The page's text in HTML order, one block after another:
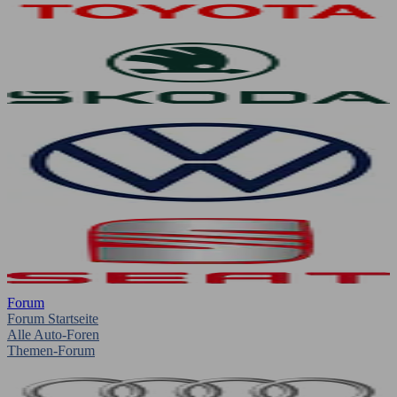
Forum
Forum Startseite
Alle Auto-Foren
Themen-Forum